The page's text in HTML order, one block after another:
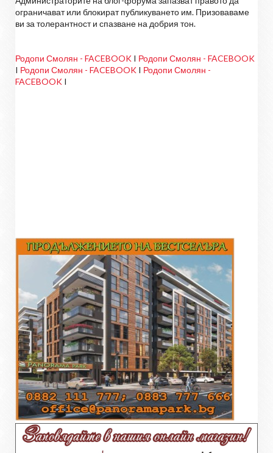
ограничават или блокират публикуването им. Призоваваме
ви за толерантност и спазване на добрия тон.
Родопи Смолян - FACEBOOK I Родопи Смолян - FACEBOOK
I Родопи Смолян - FACEBOOK I Родопи Смолян -
FACEBOOK I